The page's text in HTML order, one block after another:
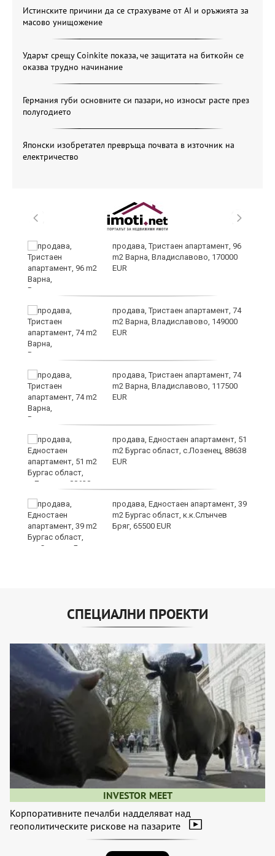
Истинските причини да се страхуваме от AI и оръжията за
масово унищожение
Ударът срещу Coinkite показа, че защитата на биткойн се
оказва трудно начинание
Германия губи основните си пазари, но износът расте през
полугодието
Японски изобретател превръща почвата в източник на
електричество
продава, Тристаен апартамент, 96
m2 Варна, Владиславово, 170000
EUR
продава, Тристаен апартамент, 74
m2 Варна, Владиславово, 149000
EUR
продава, Тристаен апартамент, 74
m2 Варна, Владиславово, 117500
EUR
продава, Едностаен апартамент, 51
m2 Бургас област, с.Лозенец, 88638
EUR
продава, Едностаен апартамент, 39
m2 Бургас област, к.к.Слънчев
Бряг, 65500 EUR
СПЕЦИАЛНИ ПРОЕКТИ
INVESTOR MEET
Корпоративните печалби надделяват над
геополитическите рискове на пазарите